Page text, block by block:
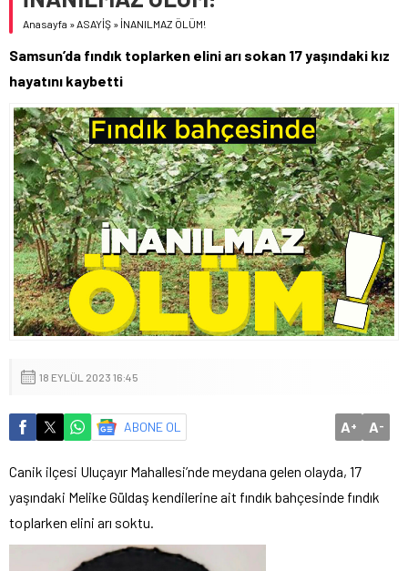
Anasayfa »ASAYİŞ » İNANILMAZ ÖLÜM!
Samsun’da fındık toplarken elini arı sokan 17 yaşındaki kız
hayatını kaybetti
18 EYLÜL 2023 16:45
ABONE OL A+ A-
Canik ilçesi Uluçayır Mahallesi’nde meydana gelen olayda, 17
yaşındaki Melike Güldaş kendilerine ait fındık bahçesinde fındık
toplarken elini arı soktu.